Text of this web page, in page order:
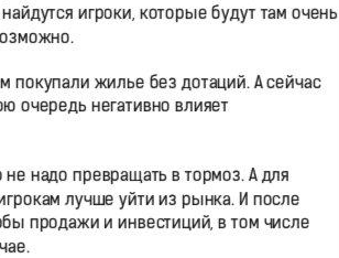
игроки, которые будут там очень
покупали жилье без дотаций. А сейчас
очередь негативно влияет
надо превращать в тормоз. А для
лучше уйти из рынка. И после
продажи и инвестиций, в том числе